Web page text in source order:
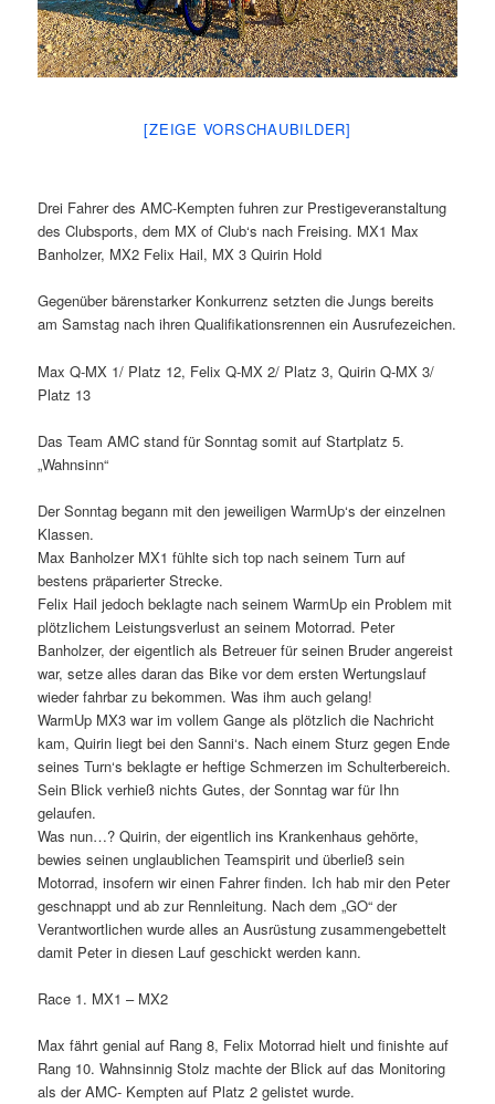
[ZEIGE VORSCHAUBILDER]
Drei Fahrer des AMC-Kempten fuhren zur Prestigeveranstaltung
des Clubsports, dem MX of Club‘s nach Freising. MX1 Max
Banholzer, MX2 Felix Hail, MX 3 Quirin Hold
Gegenüber bärenstarker Konkurrenz setzten die Jungs bereits
am Samstag nach ihren Qualifikationsrennen ein Ausrufezeichen.
Max Q-MX 1/ Platz 12, Felix Q-MX 2/ Platz 3, Quirin Q-MX 3/
Platz 13
Das Team AMC stand für Sonntag somit auf Startplatz 5.
„Wahnsinn“
Der Sonntag begann mit den jeweiligen WarmUp‘s der einzelnen
Klassen.
Max Banholzer MX1 fühlte sich top nach seinem Turn auf
bestens präparierter Strecke.
Felix Hail jedoch beklagte nach seinem WarmUp ein Problem mit
plötzlichem Leistungsverlust an seinem Motorrad. Peter
Banholzer, der eigentlich als Betreuer für seinen Bruder angereist
war, setze alles daran das Bike vor dem ersten Wertungslauf
wieder fahrbar zu bekommen. Was ihm auch gelang!
WarmUp MX3 war im vollem Gange als plötzlich die Nachricht
kam, Quirin liegt bei den Sanni‘s. Nach einem Sturz gegen Ende
seines Turn‘s beklagte er heftige Schmerzen im Schulterbereich.
Sein Blick verhieß nichts Gutes, der Sonntag war für Ihn
gelaufen.
Was nun…? Quirin, der eigentlich ins Krankenhaus gehörte,
bewies seinen unglaublichen Teamspirit und überließ sein
Motorrad, insofern wir einen Fahrer finden. Ich hab mir den Peter
geschnappt und ab zur Rennleitung. Nach dem „GO“ der
Verantwortlichen wurde alles an Ausrüstung zusammengebettelt
damit Peter in diesen Lauf geschickt werden kann.
Race 1. MX1 – MX2
Max fährt genial auf Rang 8, Felix Motorrad hielt und finishte auf
Rang 10. Wahnsinnig Stolz machte der Blick auf das Monitoring
als der AMC- Kempten auf Platz 2 gelistet wurde.